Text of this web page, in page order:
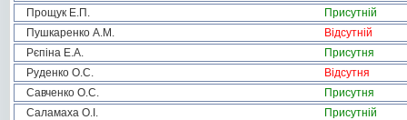
Прощук Е.П.
Присутній
Пушкаренко А.М.
Відсутній
Рєпіна Е.А.
Присутня
Руденко О.С.
Відсутня
Савченко О.С.
Присутня
Саламаха О.І.
Присутній